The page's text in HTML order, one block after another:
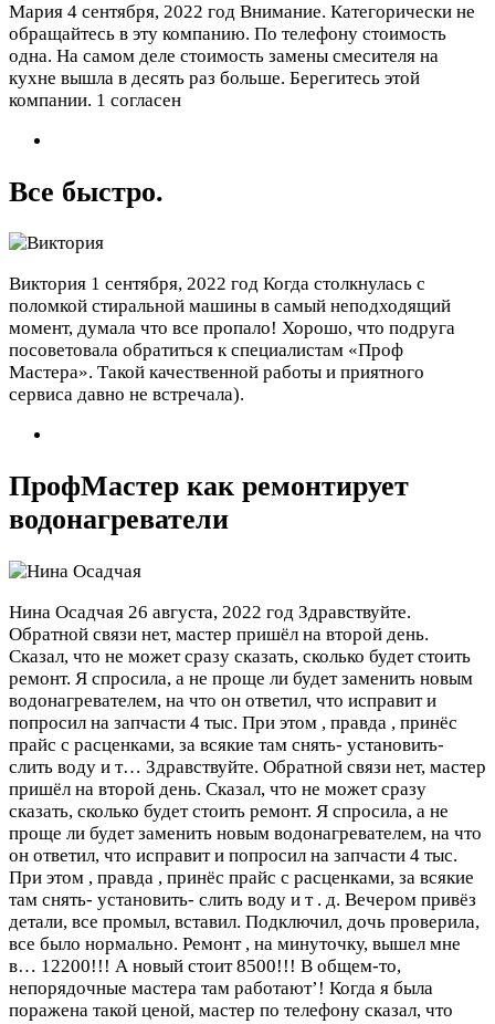
Мария 4 сентября, 2022 год Внимание. Категорически не
обращайтесь в эту компанию. По телефону стоимость
одна. На самом деле стоимость замены смесителя на
кухне вышла в десять раз больше. Берегитесь этой
компании. 1 согласен
Все быстро.
Виктория 1 сентября, 2022 год Когда столкнулась с
поломкой стиральной машины в самый неподходящий
момент, думала что все пропало! Хорошо, что подруга
посоветовала обратиться к специалистам «Проф
Мастера». Такой качественной работы и приятного
сервиса давно не встречала).
ПрофМастер как ремонтирует
водонагреватели
Нина Осадчая 26 августа, 2022 год Здравствуйте.
Обратной связи нет, мастер пришёл на второй день.
Сказал, что не может сразу сказать, сколько будет стоить
ремонт. Я спросила, а не проще ли будет заменить новым
водонагревателем, на что он ответил, что исправит и
попросил на запчасти 4 тыс. При этом , правда , принёс
прайс с расценками, за всякие там снять- установить-
слить воду и т… Здравствуйте. Обратной связи нет, мастер
пришёл на второй день. Сказал, что не может сразу
сказать, сколько будет стоить ремонт. Я спросила, а не
проще ли будет заменить новым водонагревателем, на что
он ответил, что исправит и попросил на запчасти 4 тыс.
При этом , правда , принёс прайс с расценками, за всякие
там снять- установить- слить воду и т . д. Вечером привёз
детали, все промыл, вставил. Подключил, дочь проверила,
все было нормально. Ремонт , на минуточку, вышел мне
в… 12200!!! А новый стоит 8500!!! В общем-то,
непорядочные мастера там работают’! Когда я была
поражена такой ценой, мастер по телефону сказал, что